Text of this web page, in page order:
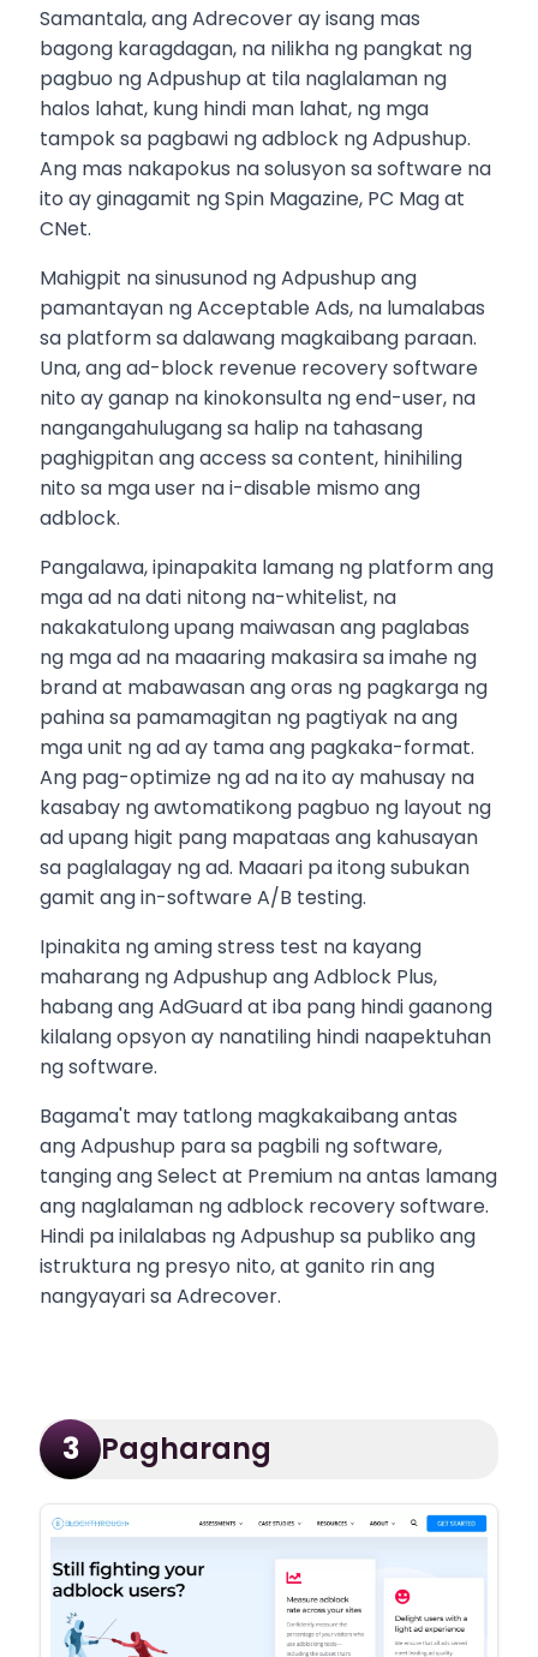
Samantala, ang Adrecover ay isang mas
bagong karagdagan, na nilikha ng pangkat ng
pagbuo ng Adpushup at tila naglalaman ng
halos lahat, kung hindi man lahat, ng mga
tampok sa pagbawi ng adblock ng Adpushup.
Ang mas nakapokus na solusyon sa software na
ito ay ginagamit ng Spin Magazine, PC Mag at
CNet.
Mahigpit na sinusunod ng Adpushup ang
pamantayan ng Acceptable Ads, na lumalabas
sa platform sa dalawang magkaibang paraan.
Una, ang ad-block revenue recovery software
nito ay ganap na kinokonsulta ng end-user, na
nangangahulugang sa halip na tahasang
paghigpitan ang access sa content, hinihiling
nito sa mga user na i-disable mismo ang
adblock.
Pangalawa, ipinapakita lamang ng platform ang
mga ad na dati nitong na-whitelist, na
nakakatulong upang maiwasan ang paglabas
ng mga ad na maaaring makasira sa imahe ng
brand at mabawasan ang oras ng pagkarga ng
pahina sa pamamagitan ng pagtiyak na ang
mga unit ng ad ay tama ang pagkaka-format.
Ang pag-optimize ng ad na ito ay mahusay na
kasabay ng awtomatikong pagbuo ng layout ng
ad upang higit pang mapataas ang kahusayan
sa paglalagay ng ad. Maaari pa itong subukan
gamit ang in-software A/B testing.
Ipinakita ng aming stress test na kayang
maharang ng Adpushup ang Adblock Plus,
habang ang AdGuard at iba pang hindi gaanong
kilalang opsyon ay nanatiling hindi naapektuhan
ng software.
Bagama't may tatlong magkakaibang antas
ang Adpushup para sa pagbili ng software,
tanging ang Select at Premium na antas lamang
ang naglalaman ng adblock recovery software.
Hindi pa inilalabas ng Adpushup sa publiko ang
istruktura ng presyo nito, at ganito rin ang
nangyayari sa Adrecover.
3 Pagharang